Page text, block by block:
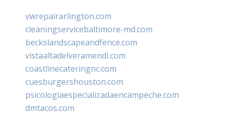
vwrepairarlington.com
cleaningservicebaltimore-md.com
beckslandscapeandfence.com
vistaaltadelveramendi.com
coastlinecateringnc.com
cuesburgershouston.com
psicologiaespecializadaencampeche.com
dmtacos.com